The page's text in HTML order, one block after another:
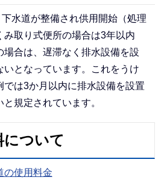
水道が整備され供用開始（処理
み取り式便所の場合は3年以内
場合は、遅滞なく排水設備を設
いとなっています。これをうけ
では3か月以内に排水設備を設置
規定されています。
について
の使用料金